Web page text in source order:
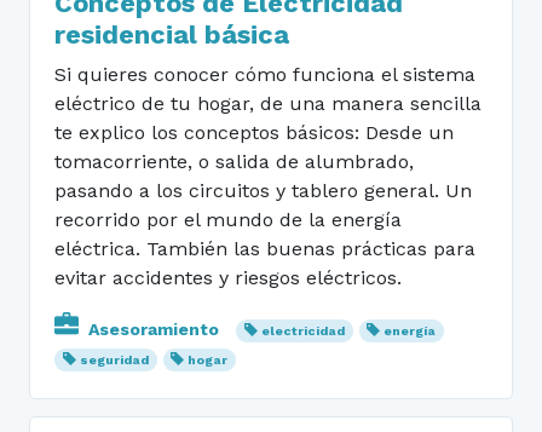
residencial básica
Si quieres conocer cómo funciona el sistema
eléctrico de tu hogar, de una manera sencilla
te explico los conceptos básicos: Desde un
tomacorriente, o salida de alumbrado,
pasando a los circuitos y tablero general. Un
recorrido por el mundo de la energía
eléctrica. También las buenas prácticas para
evitar accidentes y riesgos eléctricos.
Asesoramiento electricidad
energía
seguridad
hogar